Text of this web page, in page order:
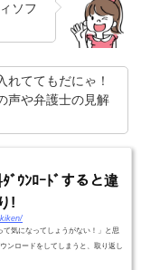
ソフ
れててもだにゃ！
声や弁護士の見解
ﾞｳﾝﾛｰﾄﾞすると違
!
て気になってしょうがない！」と思
ンロードをしてしまうと、取り返し